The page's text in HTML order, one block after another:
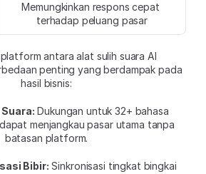
Memungkinkan respons cepat
terhadap peluang pasar
antara alat sulih suara AI
penting yang berdampak pada
hasil bisnis:
Dukungan untuk 32+ bahasa
menjangkau pasar utama tanpa
batasan platform.
Bibir: Sinkronisasi tingkat bingkai